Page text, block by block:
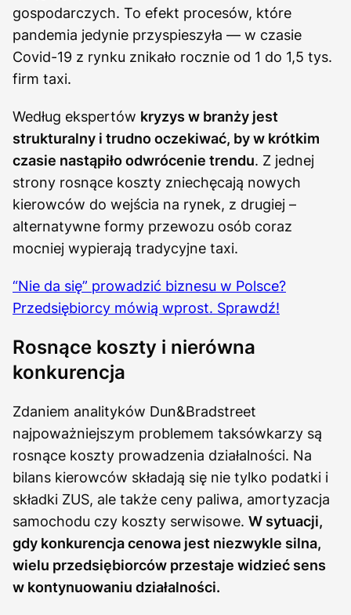
gospodarczych. To efekt procesów, które
pandemia jedynie przyspieszyła — w czasie
Covid-19 z rynku znikało rocznie od 1 do 1,5 tys.
firm taxi.
Według ekspertów kryzys w branży jest
strukturalny i trudno oczekiwać, by w krótkim
czasie nastąpiło odwrócenie trendu. Z jednej
strony rosnące koszty zniechęcają nowych
kierowców do wejścia na rynek, z drugiej –
alternatywne formy przewozu osób coraz
mocniej wypierają tradycyjne taxi.
“Nie da się” prowadzić biznesu w Polsce?
Przedsiębiorcy mówią wprost. Sprawdź!
Rosnące koszty i nierówna
konkurencja
Zdaniem analityków Dun&Bradstreet
najpoważniejszym problemem taksówkarzy są
rosnące koszty prowadzenia działalności. Na
bilans kierowców składają się nie tylko podatki i
składki ZUS, ale także ceny paliwa, amortyzacja
samochodu czy koszty serwisowe. W sytuacji,
gdy konkurencja cenowa jest niezwykle silna,
wielu przedsiębiorców przestaje widzieć sens
w kontynuowaniu działalności.